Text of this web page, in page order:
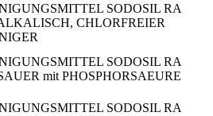
SODOSIL RA
CHLORFREIER
SODOSIL RA
mit PHOSPHORSAEURE
SODOSIL RA